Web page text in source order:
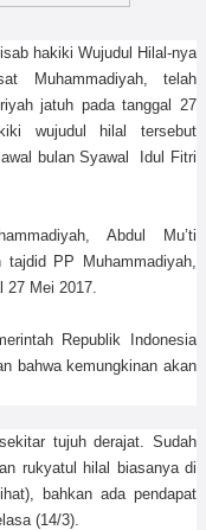
hakiki Wujudul Hilal-nya
Muhammadiyah, telah
jatuh pada tanggal 27
wujudul hilal tersebut
bulan Syawal Idul Fitri
Abdul Mu’ti
PP Muhammadiyah,
27 Mei 2017.
Republik Indonesia
bahwa kemungkinan akan
tujuh derajat. Sudah
rukyatul hilal biasanya di
bahkan ada pendapat
(14/3).